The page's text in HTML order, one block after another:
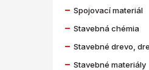
Spojovací materiál
Stavebná chémia
Stavebné drevo,
Stavebné materiály